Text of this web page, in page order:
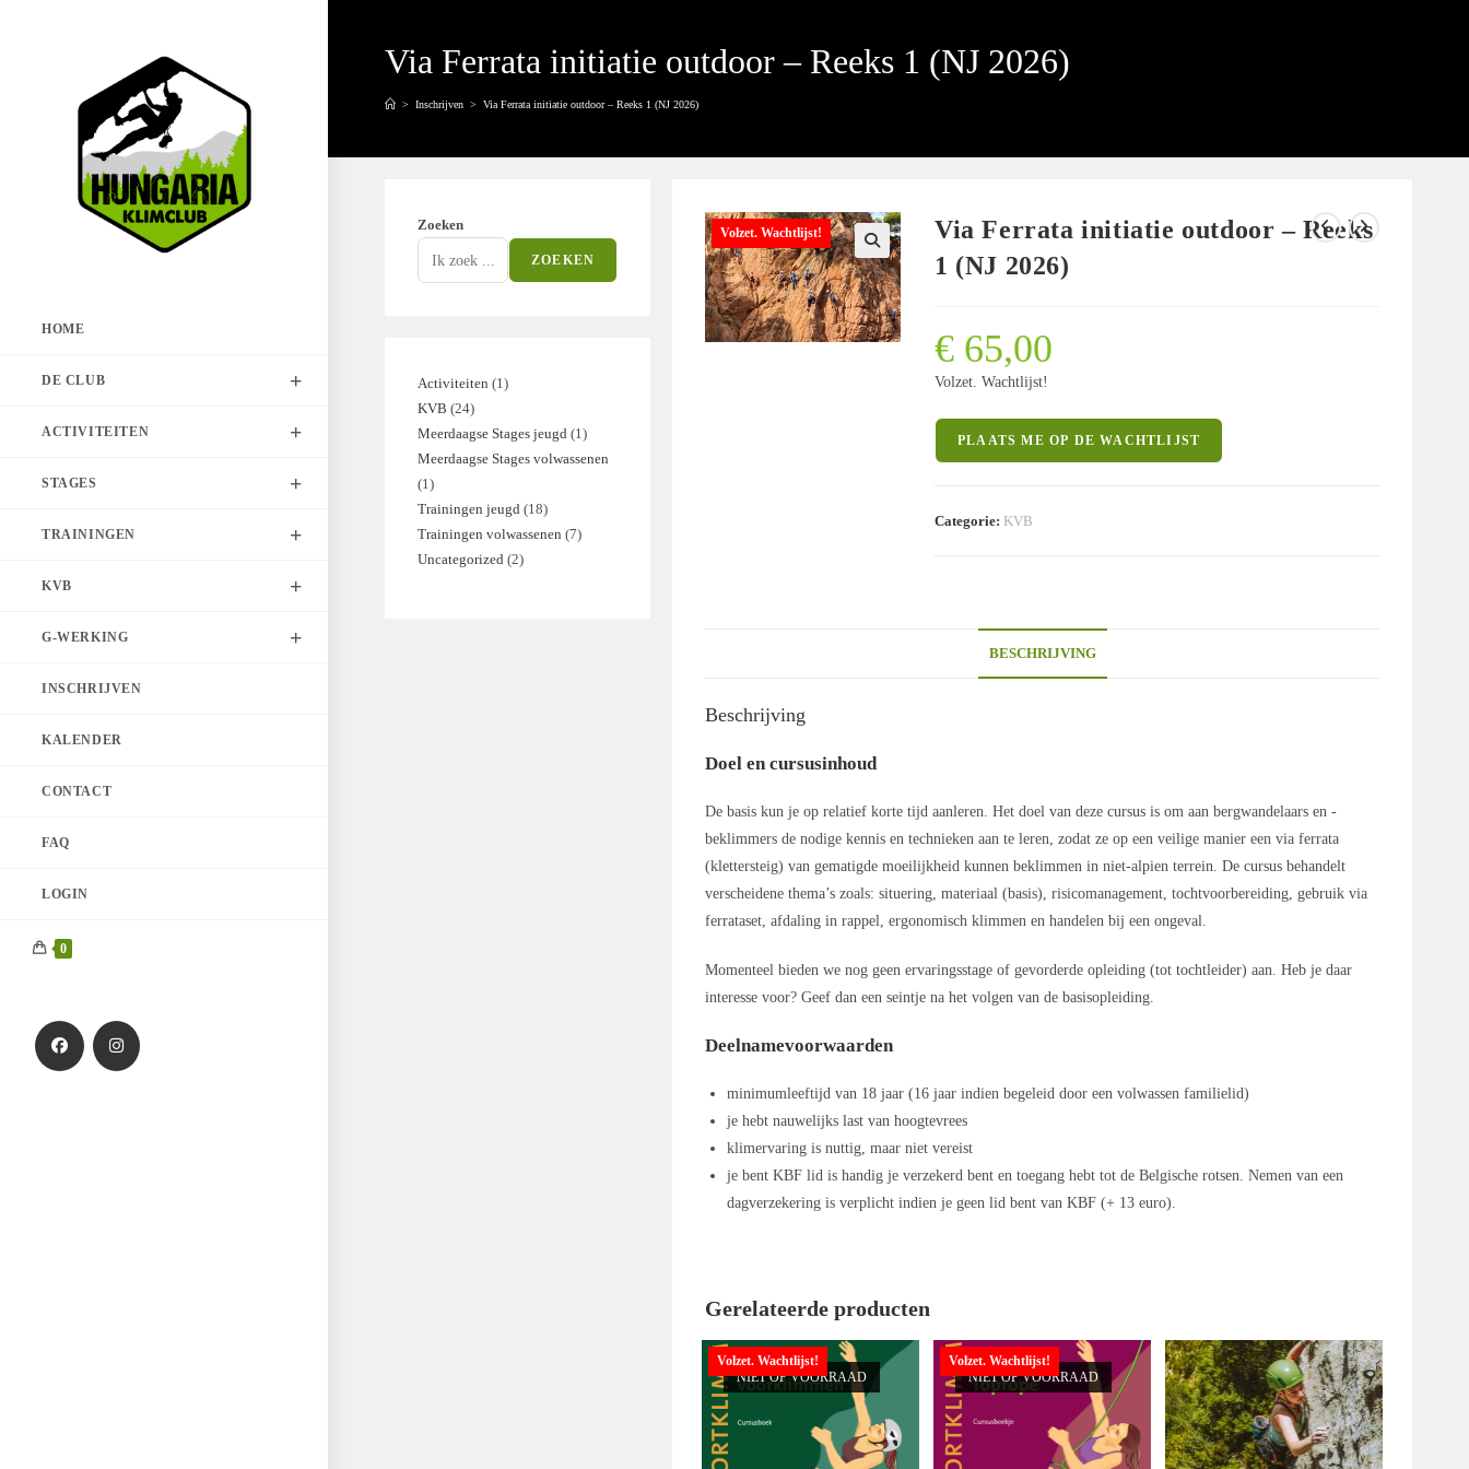
HOME
DE CLUB
ACTIVITEITEN
STAGES
TRAININGEN
KVB
G-WERKING
INSCHRIJVEN
KALENDER
CONTACT
FAQ
LOGIN
0
Via Ferrata initiatie outdoor – Reeks 1 (NJ 2026)
> Inschrijven > Via Ferrata initiatie outdoor – Reeks 1 (NJ 2026)
Volzet. Wachtlijst!
Via Ferrata initiatie outdoor – Reeks
1 (NJ 2026)
€65,00
Volzet. Wachtlijst!
PLAATS ME OP DE WACHTLIJST
Categorie: KVB
BESCHRIJVING
Beschrijving
Doel en cursusinhoud
De basis kun je op relatief korte tijd aanleren. Het doel van deze cursus is om aan bergwandelaars en -
beklimmers de nodige kennis en technieken aan te leren, zodat ze op een veilige manier een via ferrata
(klettersteig) van gematigde moeilijkheid kunnen beklimmen in niet-alpien terrein. De cursus behandelt
verscheidene thema’s zoals: situering, materiaal (basis), risicomanagement, tochtvoorbereiding, gebruik via
ferrataset, afdaling in rappel, ergonomisch klimmen en handelen bij een ongeval.
Momenteel bieden we nog geen ervaringsstage of gevorderde opleiding (tot tochtleider) aan. Heb je daar
interesse voor? Geef dan een seintje na het volgen van de basisopleiding.
Deelnamevoorwaarden
minimumleeftijd van 18 jaar (16 jaar indien begeleid door een volwassen familielid)
je hebt nauwelijks last van hoogtevrees
klimervaring is nuttig, maar niet vereist
je bent KBF lid is handig je verzekerd bent en toegang hebt tot de Belgische rotsen. Nemen van een
dagverzekering is verplicht indien je geen lid bent van KBF (+ 13 euro).
Gerelateerde producten
Volzet. Wachtlijst!
NIET OP VOORRAAD
Volzet. Wachtlijst!
NIET OP VOORRAAD
Zoeken
ZOEKEN
Activiteiten 11
KVB 2424
producten
Meerdaagse Stages jeugd 11
product
Meerdaagse Stages volwassenen
11
product
Trainingen jeugd 1818
producten
Trainingen volwassenen 77
Uncategorized 22